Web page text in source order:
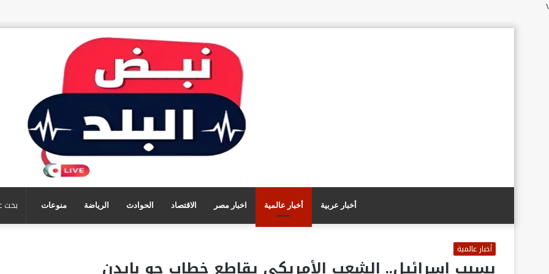
\
أخبار عربية أخبار عالمية اخبار مصر الاقتصاد الحوادث الرياضة منوعات
أخبار عالمية